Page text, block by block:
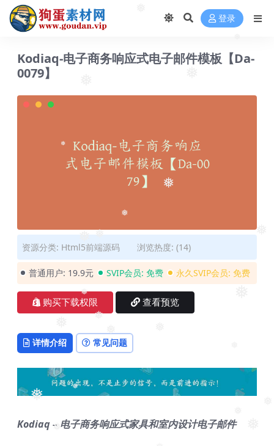
❅
❅
❅
❅
❅
❅
❅
❅ ❅
登录
Kodiaq-电子商务响应式电子邮件模板【Da-
0079】
资源分类: Html5前端源码 浏览热度: (14)
普通用户: 19.9元 SVIP会员: 免费 永久SVIP会员: 免费
购买下载权限 查看预览
详情介绍 常见问题
Kodiaq – 电子商务响应式家具和室内设计电子邮件